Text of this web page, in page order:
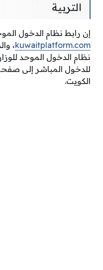
التربية
إن رابط نظام الدخول
kuwaitplatform.com،
نظام الدخول الموحد
للدخول المباشر إلى
الكويت.